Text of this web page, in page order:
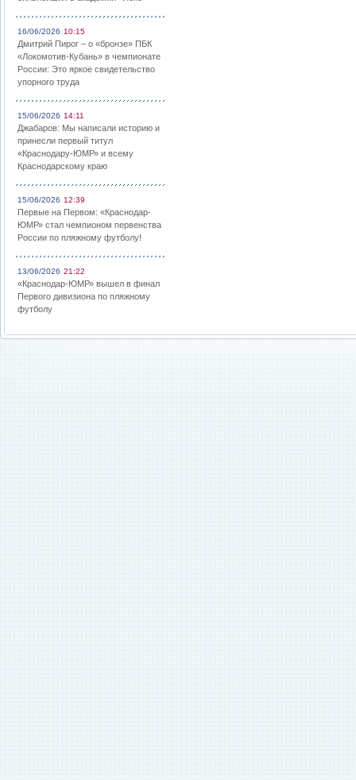
16/06/2026 10:15
Дмитрий Пирог – о «бронзе» ПБК
«Локомотив-Кубань» в чемпионате
России: Это яркое свидетельство
упорного труда
15/06/2026 14:11
Джабаров: Мы написали историю и
принесли первый титул
«Краснодару-ЮМР» и всему
Краснодарскому краю
15/06/2026 12:39
Первые на Первом: «Краснодар-
ЮМР» стал чемпионом первенства
России по пляжному футболу!
13/06/2026 21:22
«Краснодар-ЮМР» вышел в финал
Первого дивизиона по пляжному
футболу